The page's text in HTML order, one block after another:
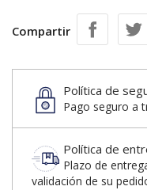
Compartir
Política de
Pago seguro a
Política de
Plazo de
validación de su